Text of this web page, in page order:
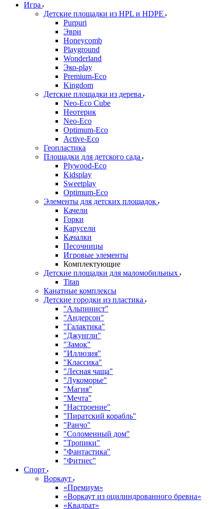
Игра
Детские площадки из HPL и HDPE
Purpuri
Эври
Honeycomb
Playground
Wonderland
Эко-play
Premium-Eco
Kingdom
Детские площадки из дерева
Neo-Eco Cube
Неотерик
Neo-Eco
Оptimum-Еco
Active-Eco
Геопластика
Площадки для детского сада
Plywood-Eco
Kidsplay
Sweetplay
Оptimum-Еco
Элементы для детских площадок
Качели
Горки
Карусели
Качалки
Песочницы
Игровые элементы
Комплектующие
Детские площадки для маломобильных
Titan
Канатные комплексы
Детские городки из пластика
"Альпинист"
"Андерсон"
"Галактика"
"Джунгли"
"Замок"
"Иллюзия"
"Классика"
"Лесная чаща"
"Лукоморье"
"Магия"
"Мечта"
"Настроение"
"Пиратский корабль"
"Ранчо"
"Соломенный дом"
"Тропики"
"Фантастика"
"Фитнес"
Спорт
Воркаут
«Премиум»
«Воркаут из оцилиндрованного бревна»
«Квадрат»